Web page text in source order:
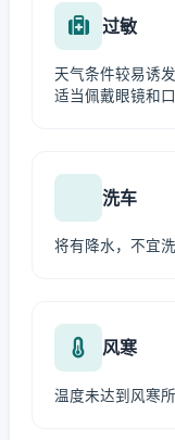
过敏
天气条件较易诱
适当佩戴眼镜和口
洗车
将有降水，不宜
风寒
温度未达到风寒